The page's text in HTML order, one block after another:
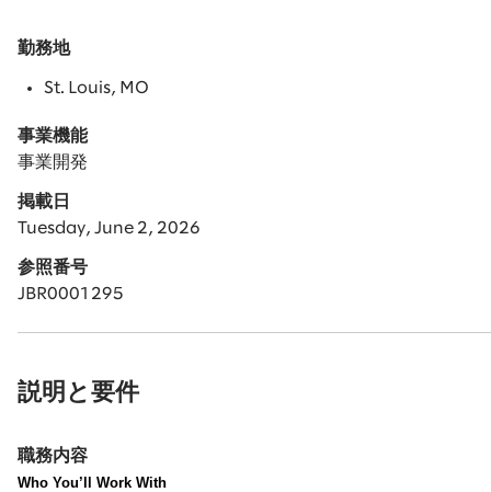
勤務地
St. Louis, MO
事業機能
事業開発
掲載日
Tuesday, June 2, 2026
参照番号
JBR0001295
説明と要件
職務内容
Who You’ll Work With